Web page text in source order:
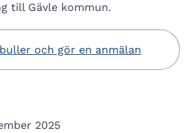
till Gävle kommun.
och gör en anmälan
2025